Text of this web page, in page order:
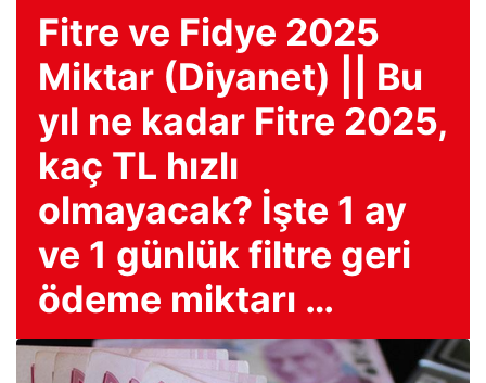
Fitre ve Fidye 2025
Miktar (Diyanet) || Bu
yıl ne kadar Fitre 2025,
kaç TL hızlı
olmayacak? İşte 1 ay
ve 1 günlük filtre geri
ödeme miktarı …